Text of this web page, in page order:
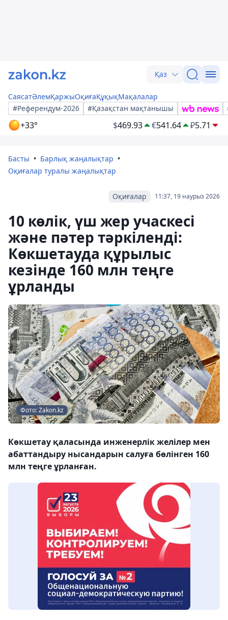
Қаз
СаясатӘлемҚаржыОқиғаҚұқықМақалалар
#Референдум-2026
#Қазақстан мақтанышы
+33° $469.93 €541.64 ₽5.71
Басты
Барлық жаңалықтар
Оқиғалар туралы жаңалықтар
11:37, 19 наурыз 2026
Оқиғалар
10 көлік, үш жер учаскесі
және пәтер тәркіленді:
Көкшетауда құрылыс
кезінде 160 млн теңге
ұрланды
Фото: Zakon.kz
Көкшетау қаласында инженерлік желілер мен
абаттандыру нысандарын салуға бөлінген 160
млн теңге ұрланған.